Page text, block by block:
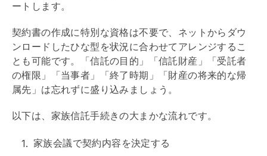
ートします。
契約書の作成に特別な資格は不要で、ネットからダウ
ンロードしたひな型を状況に合わせてアレンジするこ
とも可能です。「信託の目的」「信託財産」「受託者
の権限」「当事者」「終了時期」「財産の将来的な帰
属先」は忘れずに盛り込みましょう。
以下は、家族信託手続きの大まかな流れです。
家族会議で契約内容を決定する